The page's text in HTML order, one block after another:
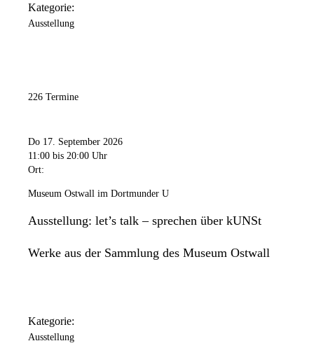
Kategorie:
Ausstellung
226 Termine
Do 17. September 2026
11:00 bis 20:00 Uhr
Ort:
Museum Ostwall im Dortmunder U
Ausstellung: let’s talk – sprechen über kUNSt
Werke aus der Sammlung des Museum Ostwall
Kategorie:
Ausstellung